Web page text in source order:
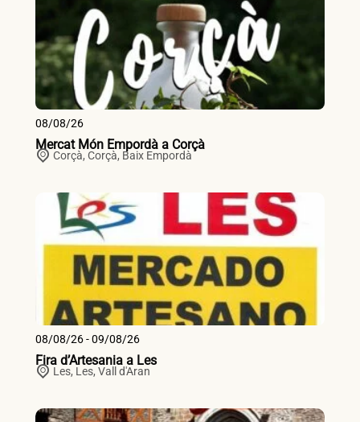
08/08/26
Mercat Món Empordà a Corçà
Corçà, Corçà, Baix Empordà
08/08/26 - 09/08/26
Fira d’Artesania a Les
Les, Les, Vall d'Aran